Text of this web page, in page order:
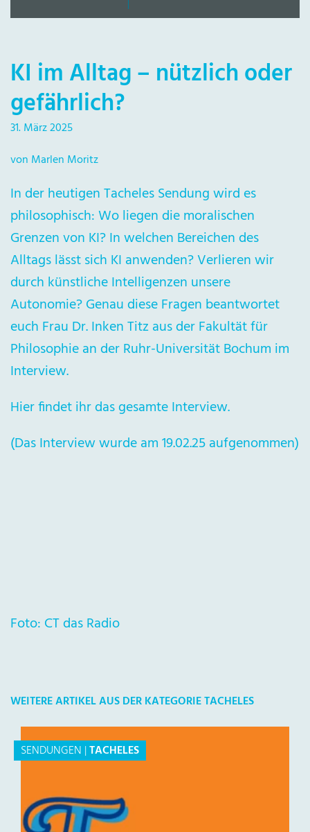
KI im Alltag – nützlich oder
gefährlich?
31. März 2025
von Marlen Moritz
In der heutigen Tacheles Sendung wird es
philosophisch: Wo liegen die moralischen
Grenzen von KI? In welchen Bereichen des
Alltags lässt sich KI anwenden? Verlieren wir
durch künstliche Intelligenzen unsere
Autonomie? Genau diese Fragen beantwortet
euch Frau Dr. Inken Titz aus der Fakultät für
Philosophie an der Ruhr-Universität Bochum im
Interview.
Hier findet ihr das gesamte Interview.
(Das Interview wurde am 19.02.25 aufgenommen)
Foto: CT das Radio
WEITERE ARTIKEL AUS DER KATEGORIE TACHELES
SENDUNGEN |TACHELES